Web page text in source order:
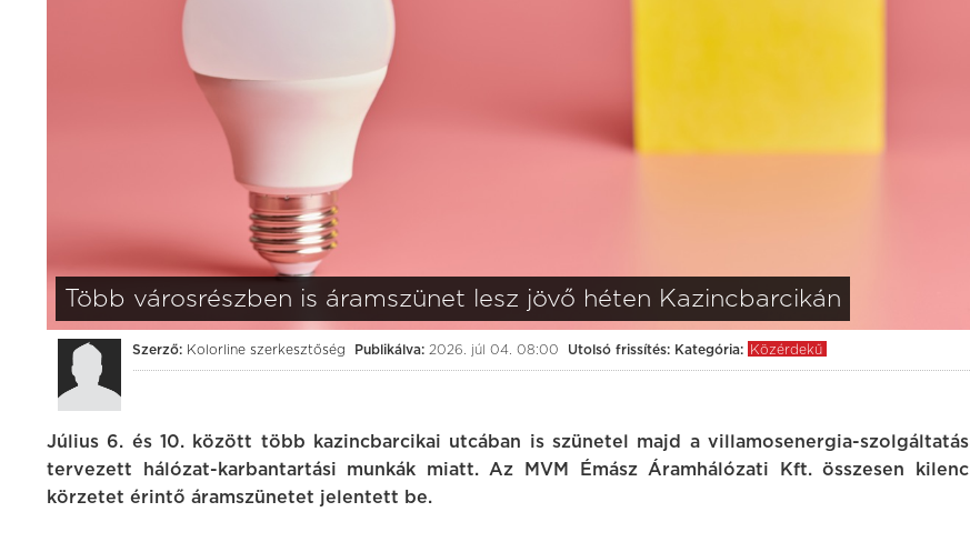
Több városrészben is áramszünet lesz jövő héten Kazincbarcikán
Szerző: Kolorline szerkesztőség Publikálva: 2026. júl 04. 08:00 Utolsó frissítés: Kategória: Közérdekű
Július 6. és 10. között több kazincbarcikai utcában is szünetel majd a villamosenergia-szolgáltatás
tervezett hálózat-karbantartási munkák miatt. Az MVM Émász Áramhálózati Kft. összesen kilenc
körzetet érintő áramszünetet jelentett be.